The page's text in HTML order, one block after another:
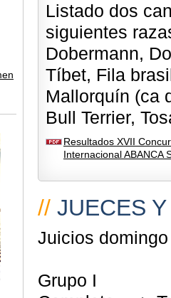
Listado dos
siguientes
Dobermann,
Tíbet, Fila
Mallorquín (ca
Bull Terrier,
Resultados XVII
Internacional ABANCA
// JUECES
Juicios
Grupo I